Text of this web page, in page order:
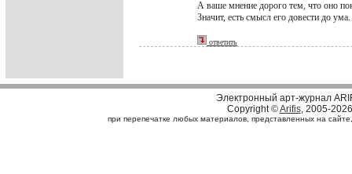
А ваше мнение дорого тем, что оно
Значит, есть смысл его довести до
ответить
Электронный арт-журнал
Copyright ©Arifis, 2005-2026
при перепечатке любых материалов, представленных на